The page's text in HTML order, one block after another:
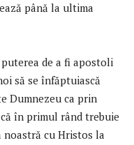
până la ultima
de a fi apostoli
să se înfăptuiască
Dumnezeu ca prin
în primul rând trebuie
cu Hristos la